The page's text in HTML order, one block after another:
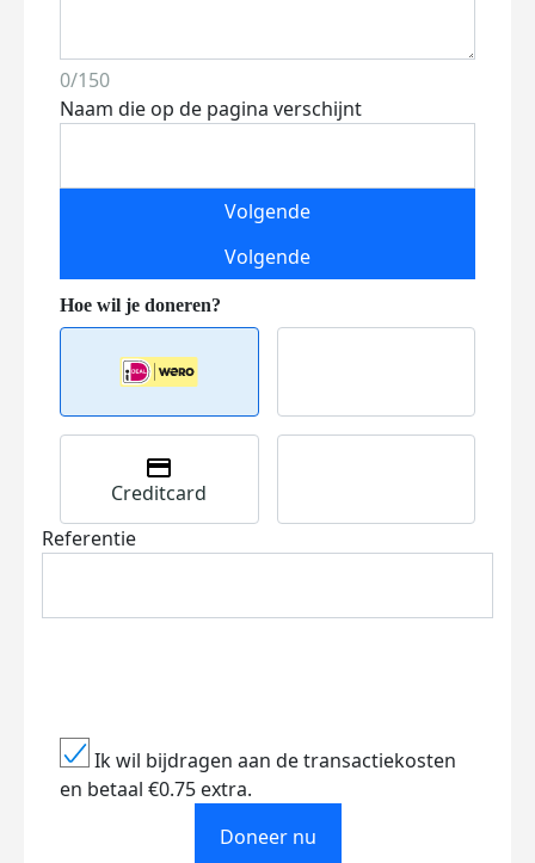
0/150
Naam die op de pagina verschijnt
Volgende
Volgende
Creditcard
Referentie
Ik wil bijdragen aan de transactiekosten
en betaal €0.75 extra.
Doneer nu